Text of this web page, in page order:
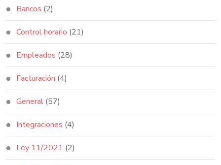
Bancos (2)
Control horario (21)
Empleados (28)
Facturación (4)
General (57)
Integraciones (4)
Ley 11/2021 (2)